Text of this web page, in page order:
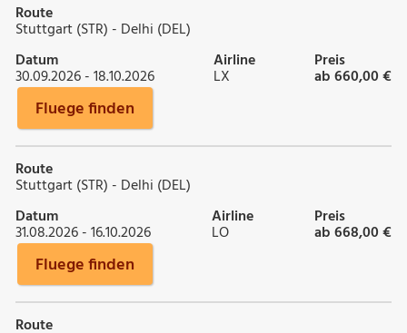
Route
Stuttgart (STR) - Delhi (DEL)
Datum
30.09.2026 - 18.10.2026
Airline
LX
Preis
ab 660,00 €
Fluege finden
Route
Stuttgart (STR) - Delhi (DEL)
Datum
31.08.2026 - 16.10.2026
Airline
LO
Preis
ab 668,00 €
Fluege finden
Route